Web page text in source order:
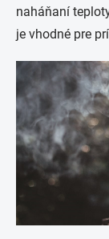
naháňaní
je vhodné pre